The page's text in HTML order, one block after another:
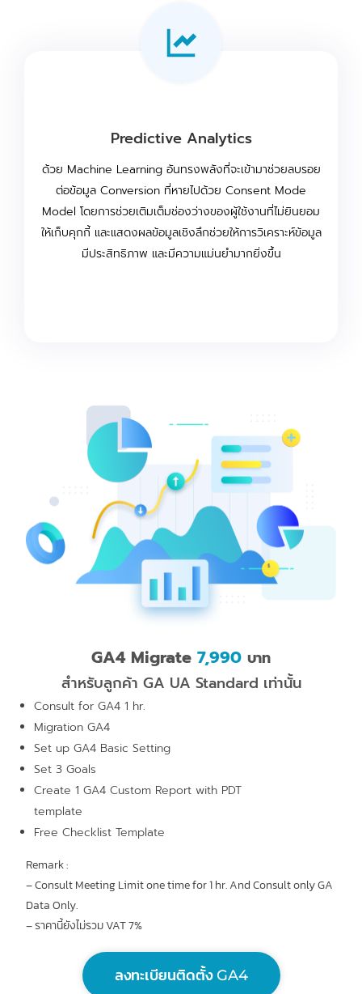
Predictive Analytics
ด้วย Machine Learning อันทรงพลังที่จะเข้ามาช่วยลบรอย
ต่อข้อมูล Conversion ที่หายไปด้วย Consent Mode
Model โดยการช่วยเติมเต็มช่องว่างของผู้ใช้งานที่ไม่ยินยอม
ให้เก็บคุกกี้ และแสดงผลข้อมูลเชิงลึกช่วยให้การวิเคราะห์ข้อมูล
มีประสิทธิภาพ และมีความแม่นยำมากยิ่งขึ้น
GA4 Migrate 7,990 บาท
สำหรับลูกค้า GA UA Standard เท่านั้น
Consult for GA4 1 hr.
Migration GA4
Set up GA4 Basic Setting
Set 3 Goals
Create 1 GA4 Custom Report with PDT
template
Free Checklist Template
Remark :
– Consult Meeting Limit one time for 1 hr. And Consult only GA
Data Only.
– ราคานี้ยังไม่รวม VAT 7%
ลงทะเบียนติดตั้ง GA4